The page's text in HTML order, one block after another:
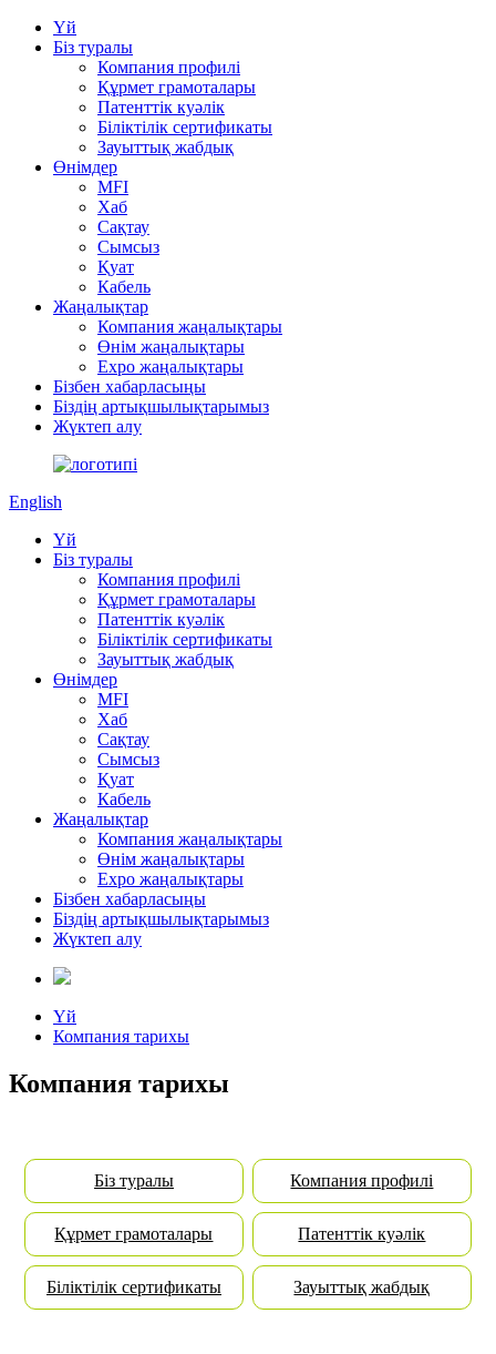
Үй
Біз туралы
Компания профилі
Құрмет грамоталары
Патенттік куәлік
Біліктілік сертификаты
Зауыттық жабдық
Өнімдер
MFI
Хаб
Сақтау
Сымсыз
Қуат
Кабель
Жаңалықтар
Компания жаңалықтары
Өнім жаңалықтары
Expo жаңалықтары
Бізбен хабарласыңы
Біздің артықшылықтарымыз
Жүктеп алу
English
Үй
Біз туралы
Компания профилі
Құрмет грамоталары
Патенттік куәлік
Біліктілік сертификаты
Зауыттық жабдық
Өнімдер
MFI
Хаб
Сақтау
Сымсыз
Қуат
Кабель
Жаңалықтар
Компания жаңалықтары
Өнім жаңалықтары
Expo жаңалықтары
Бізбен хабарласыңы
Біздің артықшылықтарымыз
Жүктеп алу
Үй
Компания тарихы
Компания тарихы
Біз туралы Компания профилі
Құрмет грамоталары Патенттік куәлік
Біліктілік сертификаты Зауыттық жабдық